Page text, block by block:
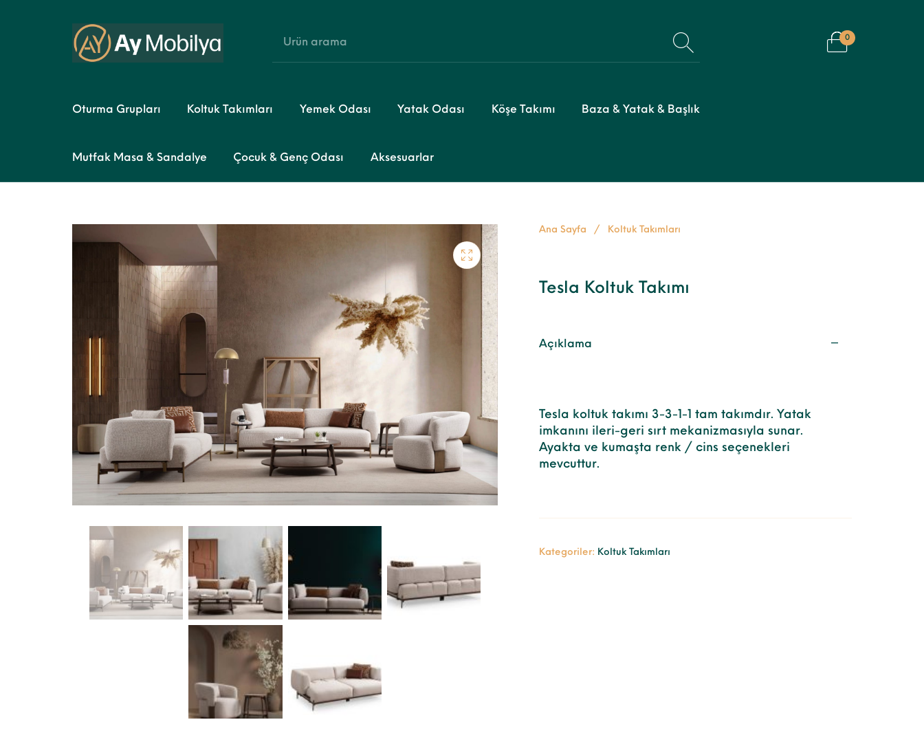
0
Oturma Grupları Koltuk Takımları Yemek Odası Yatak Odası Köşe Takımı Baza & Yatak & Başlık
Mutfak Masa & Sandalye Çocuk & Genç Odası Aksesuarlar
Ana Sayfa / Koltuk Takımları
Tesla Koltuk Takımı
Açıklama
Tesla koltuk takımı 3-3-1-1 tam takımdır. Yatak
imkanını ileri-geri sırt mekanizmasıyla sunar.
Ayakta ve kumaşta renk / cins seçenekleri
mevcuttur.
Kategoriler: Koltuk Takımları